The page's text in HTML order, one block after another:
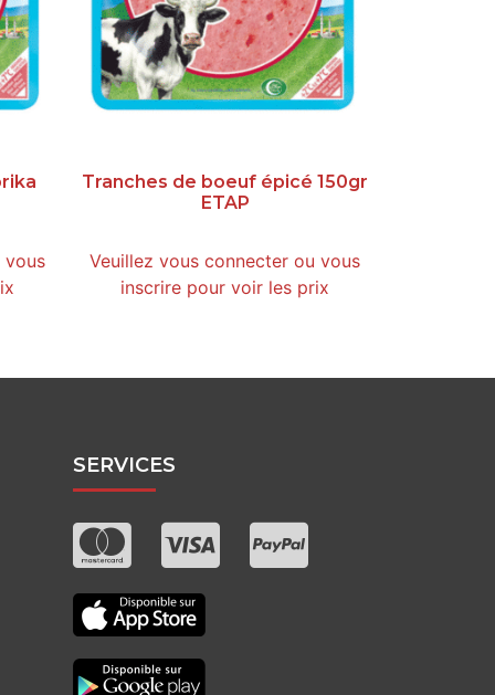
vous
Tranches de boeuf épicé 150gr
ETAP
Veuillez vous connecter ou vous
inscrire pour voir les prix
SERVICES